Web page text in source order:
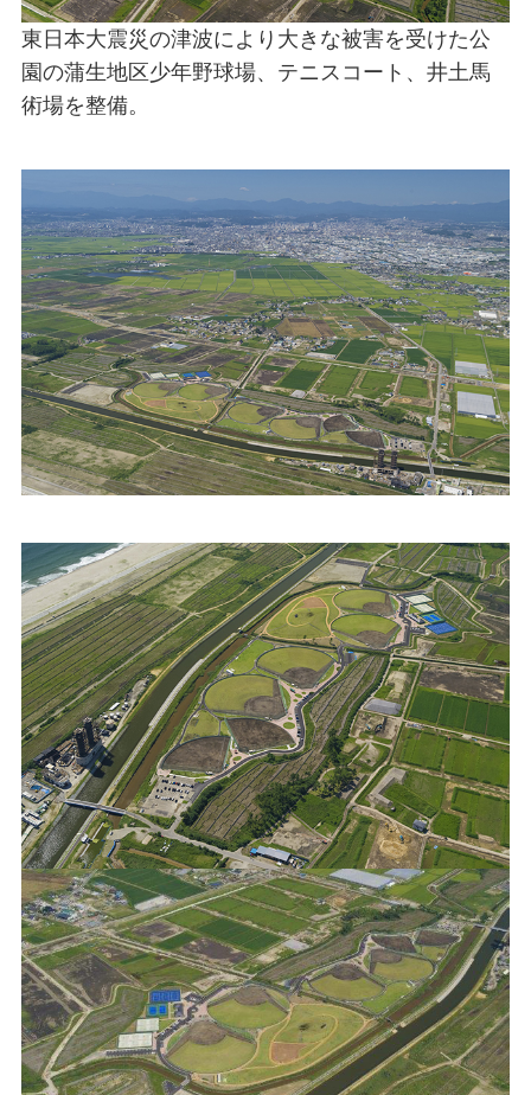
東日本大震災の津波により大きな被害を受けた公
園の蒲生地区少年野球場、テニスコート、井土馬
術場を整備。